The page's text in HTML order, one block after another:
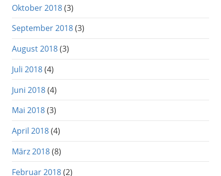
Oktober 2018(3)
September 2018(3)
August 2018(3)
Juli 2018(4)
Juni 2018(4)
Mai 2018(3)
April 2018(4)
März 2018(8)
Februar 2018(2)